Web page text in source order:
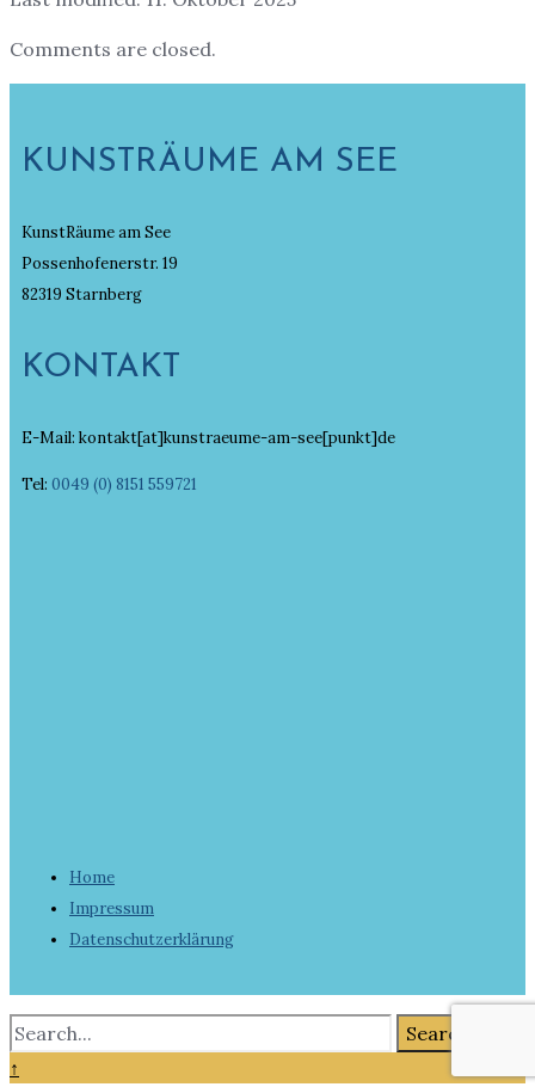
Comments are closed.
KUNSTRÄUME AM SEE
KunstRäume am See
Possenhofenerstr. 19
82319 Starnberg
KONTAKT
E-Mail: kontakt[at]kunstraeume-am-see[punkt]de
Tel: 0049 (0) 8151 559721
Home
Impressum
Datenschutzerklärung
Search
↑